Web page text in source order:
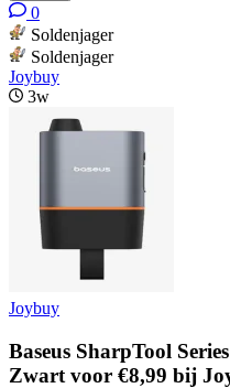
0
Soldenjager
Soldenjager
Joybuy
3w
Joybuy
Baseus SharpTool
Zwart voor €8,99 bij